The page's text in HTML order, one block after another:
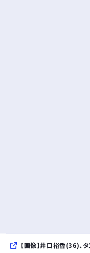
【画像】井口裕香(36)、タンク